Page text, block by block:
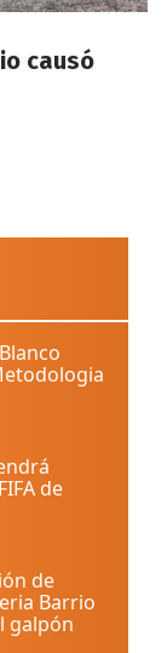
causó
de
de
Barrio
galpón